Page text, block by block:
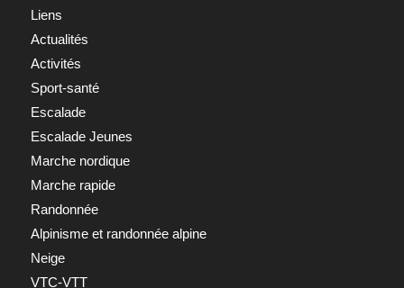
Liens
Actualités
Activités
Sport-santé
Escalade
Escalade Jeunes
Marche nordique
Marche rapide
Randonnée
Alpinisme et randonnée alpine
Neige
VTC-VTT